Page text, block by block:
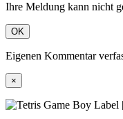
Ihre Meldung kann nicht
OK
Eigenen Kommentar
×